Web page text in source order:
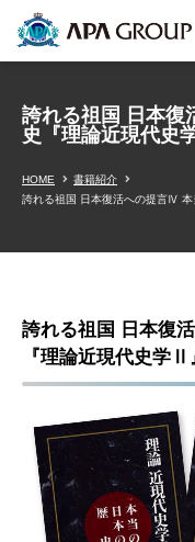
誇れる祖国 日本
史『理論近現代史
HOME
書籍紹介
誇れる祖国 日本復活への提言Ⅳ 本
誇れる祖国 日本復
『理論近現代史学Ⅱ